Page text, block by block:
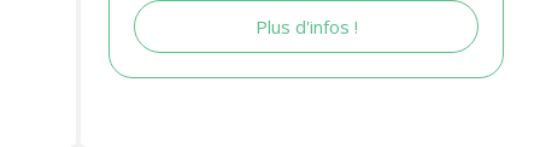
Plus d'infos !